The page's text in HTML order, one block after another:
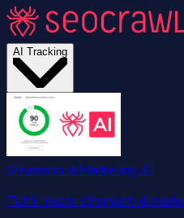
AI Tracking
Strumenti di Marketing AI
Tutti i nostri strumenti di